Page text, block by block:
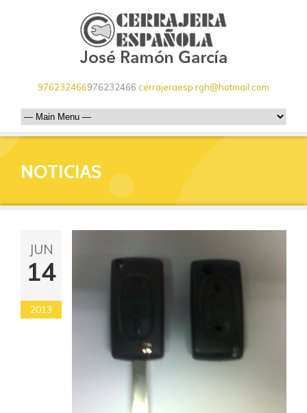
976232466976232466 cerrajeraesp.rgh@hotmail.com
NOTICIAS
JUN
14
2013